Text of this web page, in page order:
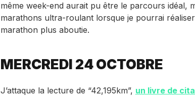
même week-end aurait pu être le parcours idéal,
marathons ultra-roulant lorsque je pourrai
marathon plus aboutie.
MERCREDI 24 OCTOBRE
J’attaque la lecture de “42,195km”, un livre de